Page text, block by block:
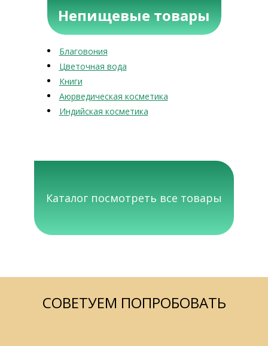
Непищевые товары
Благовония
Цветочная вода
Книги
Аюрведическая косметика
Индийская косметика
Каталог посмотреть все товары
СОВЕТУЕМ ПОПРОБОВАТЬ